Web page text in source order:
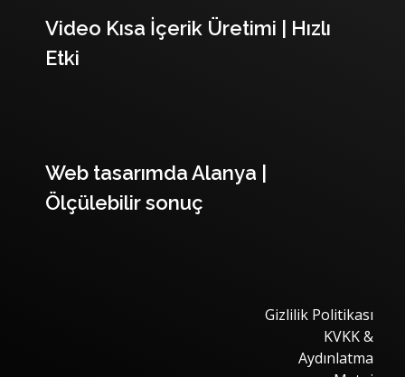
Video Kısa İçerik Üretimi | Hızlı
Etki
Web tasarımda Alanya |
Ölçülebilir sonuç
Gizlilik Politikası
KVKK &
Aydınlatma